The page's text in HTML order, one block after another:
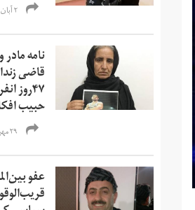
۲ آبان ۱۳۹۹
نامه
قاضی
۴۷روز
حبیب
۲۹ مهر ۱۳۹۹
عفو